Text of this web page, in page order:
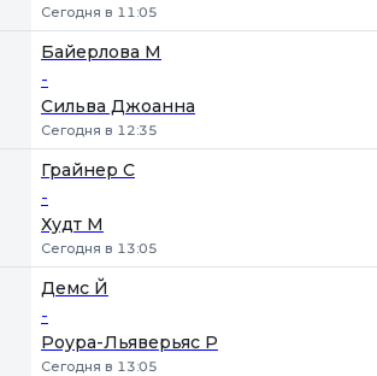
Сегодня в 11:05
Байерлова М
-
Сильва Джоанна
Сегодня в 12:35
Грайнер С
-
Худт М
Сегодня в 13:05
Демс Й
-
Роура-Льяверьяс Р
Сегодня в 13:05